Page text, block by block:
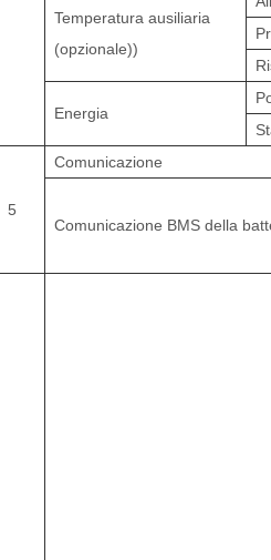
Temperatura ausiliaria
(opzionale))
Energia
5
Comunicazione
Comunicazione BMS della